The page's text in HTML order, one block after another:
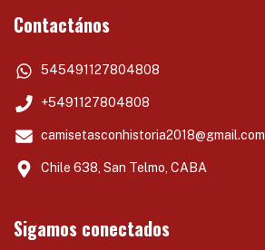
Contactános
545491127804808
+5491127804808
camisetasconhistoria2018@gmail.com
Chile 638, San Telmo, CABA
Sigamos conectados